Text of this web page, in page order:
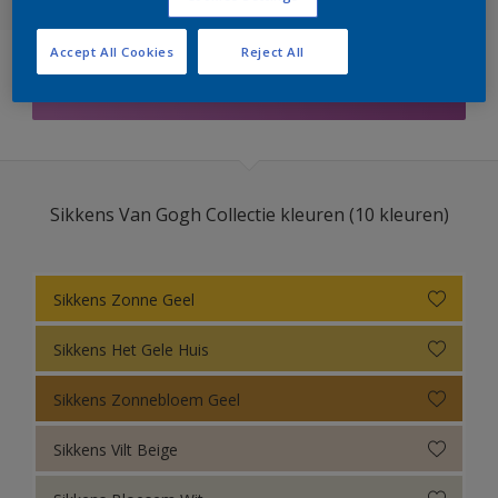
Sikkens Colour Futures 2025
Sikkens ACC naar RAL
Sikkens Kleurselectie Kleuren
Sikkens Kleurselectie Grijzen
Sikkens Kleurselectie Witten
Sikkens Gezondheidszorg
Sikkens Van Gogh Collectie kleuren
Sikkens Van Gogh Collectie kleuren (10 kleuren)
Sikkens Zonne Geel
Sikkens Het Gele Huis
Sikkens Zonnebloem Geel
Sikkens Vilt Beige
Reject All
Accept All Cookies